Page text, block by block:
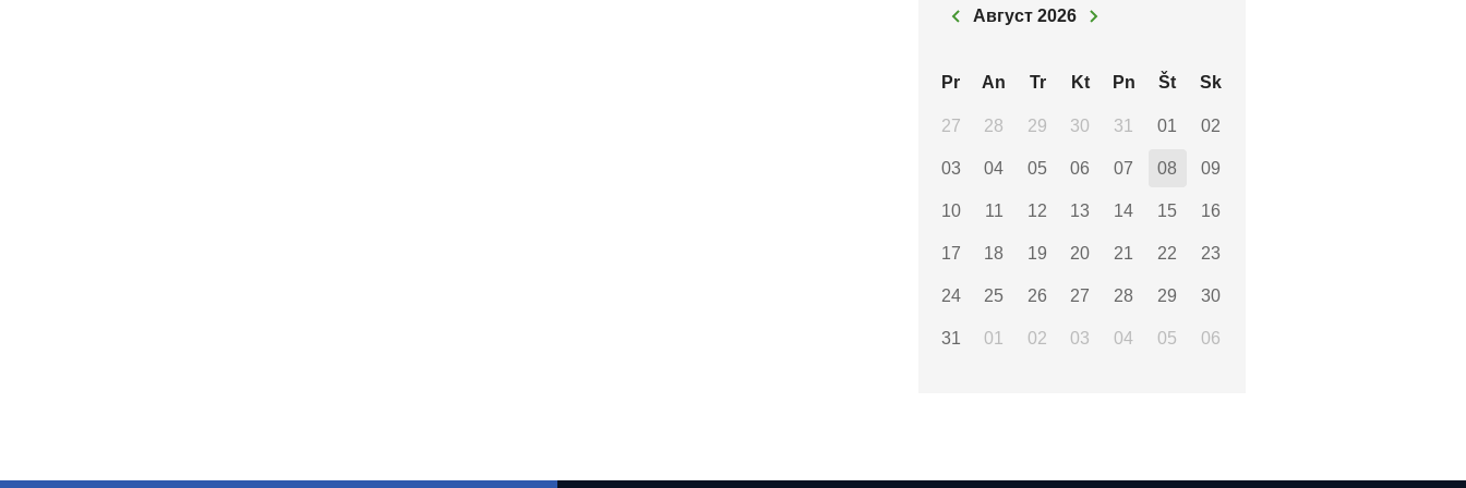
Август 2026
Pr An Tr Kt Pn Št Sk
27 28 29 30 31 01 02
03 04 05 06 07 08 09
10 11 12 13 14 15 16
17 18 19 20 21 22 23
24 25 26 27 28 29 30
31 01 02 03 04 05 06